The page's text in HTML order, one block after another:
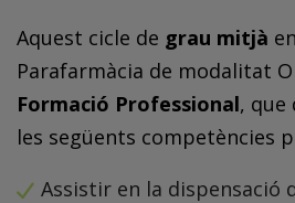
Aquest cicle de grau mitjà
Parafarmàcia de modalitat
Formació Professional, que
les següents competències
Assistir en la dispensació